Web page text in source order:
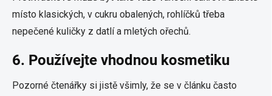
místo klasických, v cukru obalených, rohlíčků třeba
nepečené kuličky z datlí a mletých ořechů.
6. Používejte vhodnou kosmetiku
Pozorné čtenářky si jistě všimly, že se v článku často